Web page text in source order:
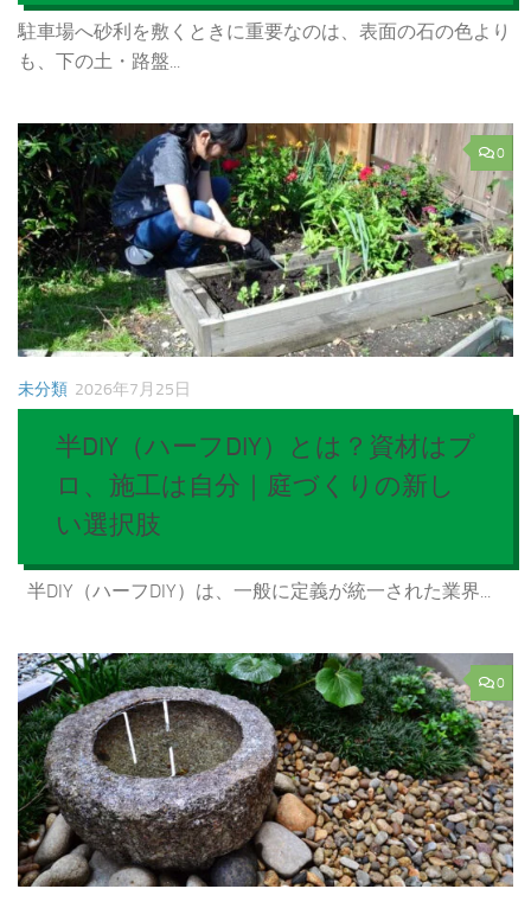
駐車場へ砂利を敷くときに重要なのは、表面の石の色より
も、下の土・路盤...
0
未分類 2026年7月25日
半DIY（ハーフDIY）とは？資材はプ
ロ、施工は自分｜庭づくりの新し
い選択肢
半DIY（ハーフDIY）は、一般に定義が統一された業界...
0